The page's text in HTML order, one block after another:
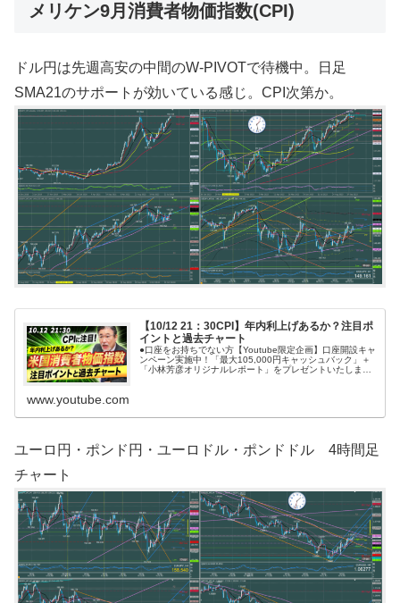
メリケン9月消費者物価指数(CPI)
ドル円は先週高安の中間のW-PIVOTで待機中。日足
SMA21のサポートが効いている感じ。CPI次第か。
【10/12 21：30CPI】年内利上げあるか？注目ポ
イントと過去チャート
●口座をお持ちでない方【Youtube限定企画】口座開設キャ
ンペーン実施中！「最大105,000円キャッシュバック」＋
「小林芳彦オリジナルレポート」をプレゼントいたしま
www.youtube.com
ユーロ円・ポンド円・ユーロドル・ポンドドル 4時間足
チャート